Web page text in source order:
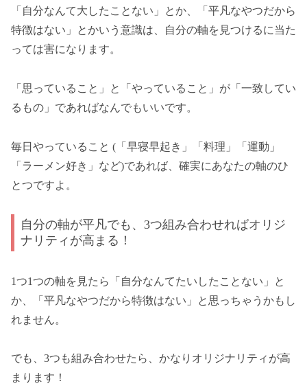
「自分なんて大したことない」とか、「平凡なやつだから
特徴はない」とかいう意識は、自分の軸を見つけるに当た
っては害になります。
「思っていること」と「やっていること」が「一致してい
るもの」であればなんでもいいです。
毎日やっていること (「早寝早起き」「料理」「運動」
「ラーメン好き」など)であれば、確実にあなたの軸のひ
とつですよ。
自分の軸が平凡でも、3つ組み合わせればオリジ
ナリティが高まる！
1つ1つの軸を見たら「自分なんてたいしたことない」と
か、「平凡なやつだから特徴はない」と思っちゃうかもし
れません。
でも、3つも組み合わせたら、かなりオリジナリティが高
まります！